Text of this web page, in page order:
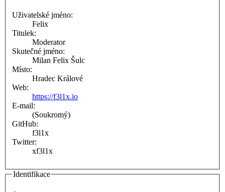
Uživatelské jméno:
Felix
Titulek:
Moderator
Skutečné jméno:
Milan Felix Šulc
Místo:
Hradec Králové
Web:
https://f3l1x.io
E-mail:
(Soukromý)
GitHub:
f3l1x
Twitter:
xf3l1x
Identifikace